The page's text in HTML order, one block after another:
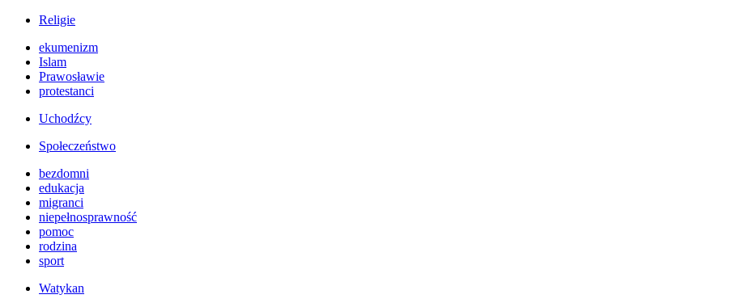
Religie
ekumenizm
Islam
Prawosławie
protestanci
Uchodźcy
Społeczeństwo
bezdomni
edukacja
migranci
niepełnosprawność
pomoc
rodzina
sport
Watykan